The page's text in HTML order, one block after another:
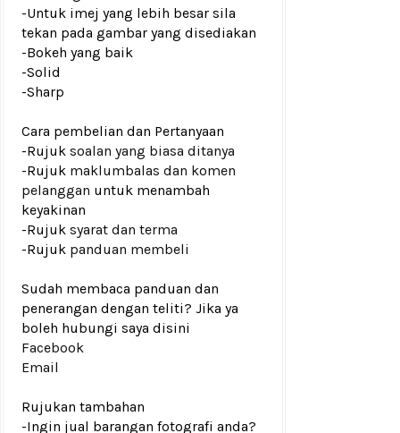
-Untuk imej yang lebih besar sila
tekan pada gambar yang disediakan
-Bokeh yang baik
-Solid
-Sharp
Cara pembelian dan Pertanyaan
-Rujuk soalan yang biasa ditanya
-Rujuk maklumbalas dan komen
pelanggan untuk menambah
keyakinan
-Rujuk syarat dan terma
-Rujuk panduan membeli
Sudah membaca panduan dan
penerangan dengan teliti? Jika ya
boleh hubungi saya disini
Facebook
Email
Rujukan tambahan
-Ingin jual barangan fotografi anda?